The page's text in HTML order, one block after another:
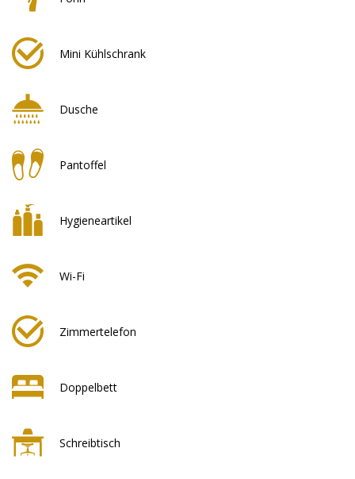
Mini Kühlschrank
Dusche
Pantoffel
Hygieneartikel
Wi-Fi
Zimmertelefon
Doppelbett
Schreibtisch